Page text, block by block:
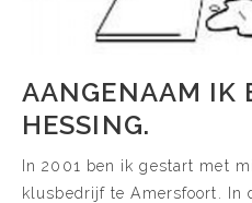
AANGENAAM IK
HESSING.
In 2001 ben ik gestart met
klusbedrijf te Amersfoort. In